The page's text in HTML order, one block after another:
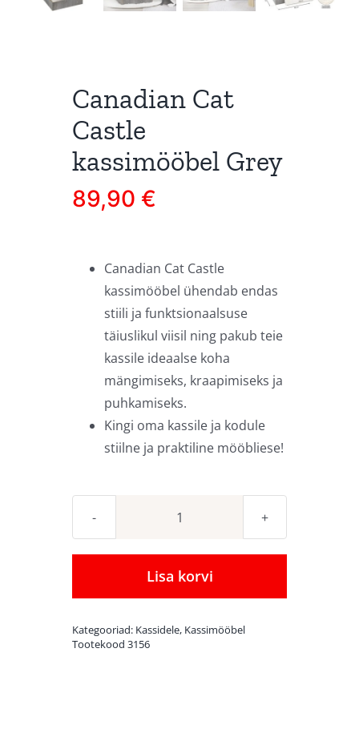
Canadian Cat
Castle
kassimööbel Grey
89,90 €
Canadian Cat Castle
kassimööbel ühendab endas
stiili ja funktsionaalsuse
täiuslikul viisil ning pakub teie
kassile ideaalse koha
mängimiseks, kraapimiseks ja
puhkamiseks.
Kingi oma kassile ja kodule
stiilne ja praktiline mööbliese!
Canadian
Castle
kassimööbel
kogus
Lisa korvi
Kategooriad: Kassidele, Kassimööbel
Tootekood 3156